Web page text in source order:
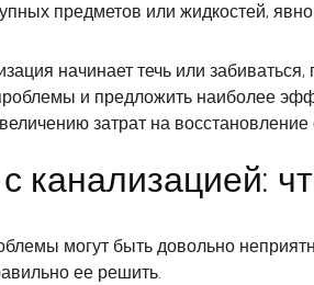
предметов или жидкостей,
начинает течь или
и предложить наиболее
затрат на восстановление
канализацией:
могут быть довольно
ее решить.